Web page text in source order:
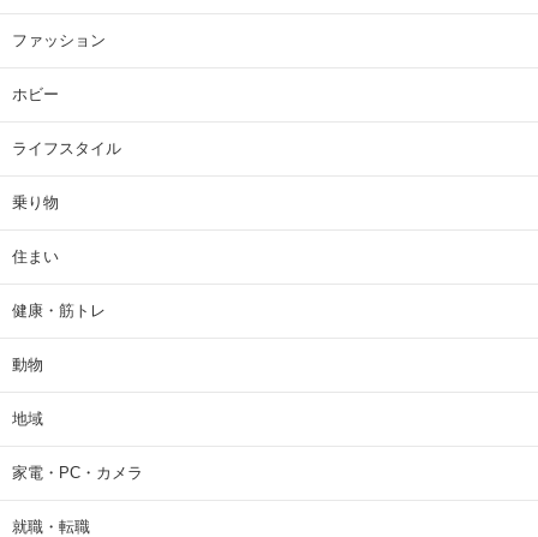
ファッション
ホビー
ライフスタイル
乗り物
住まい
健康・筋トレ
動物
地域
家電・PC・カメラ
就職・転職